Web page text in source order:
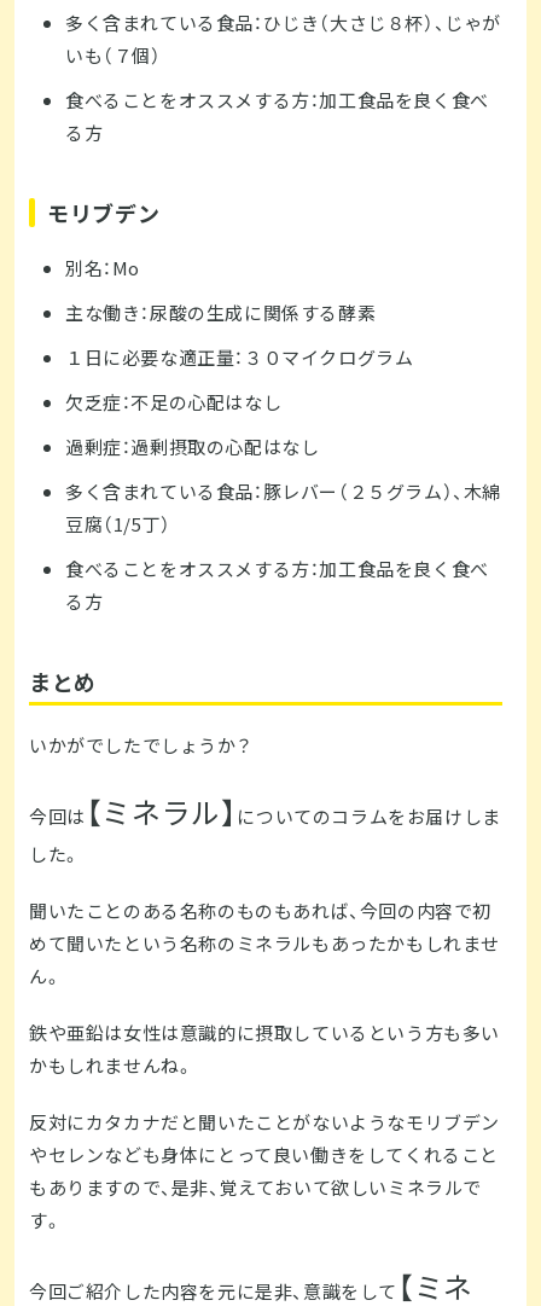
多く含まれている食品：ひじき（大さじ８杯）、じゃが
いも（７個）
食べることをオススメする方：加工食品を良く食べ
る方
モリブデン
別名：Mo
主な働き：尿酸の生成に関係する酵素
１日に必要な適正量：３０マイクログラム
欠乏症：不足の心配はなし
過剰症：過剰摂取の心配はなし
多く含まれている食品：豚レバー（２５グラム）、木綿
豆腐（1/5丁）
食べることをオススメする方：加工食品を良く食べ
る方
まとめ
いかがでしたでしょうか？
今回は 【ミネラル】 についてのコラムをお届けしま
した。
聞いたことのある名称のものもあれば、今回の内容で初
めて聞いたという名称のミネラルもあったかもしれませ
ん。
鉄や亜鉛は女性は意識的に摂取しているという方も多い
かもしれませんね。
反対にカタカナだと聞いたことがないようなモリブデン
やセレンなども身体にとって良い働きをしてくれること
もありますので、是非、覚えておいて欲しいミネラルで
す。
今回ご紹介した内容を元に是非、意識をして 【ミネ